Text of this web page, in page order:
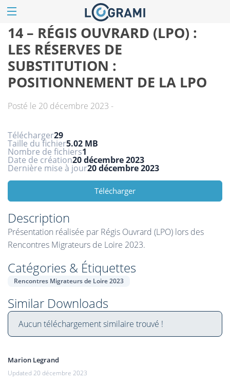
14 – RÉGIS OUVRARD (LPO) :
LES RÉSERVES DE
SUBSTITUTION :
POSITIONNEMENT DE LA LPO
Posté le 20 décembre 2023 -
Télécharger29
Taille du fichier5.02 MB
Nombre de fichiers1
Date de création20 décembre 2023
Dernière mise à jour20 décembre 2023
Télécharger
Description
Présentation réalisée par Régis Ouvrard (LPO) lors des
Rencontres Migrateurs de Loire 2023.
Catégories & Étiquettes
Rencontres Migrateurs de Loire 2023
Similar Downloads
Aucun téléchargement similaire trouvé !
Marion Legrand
Updated 20 décembre 2023